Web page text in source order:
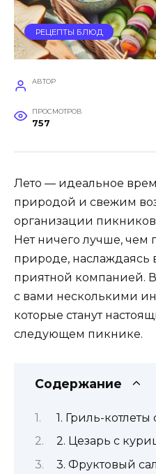
РЕЦЕПТЫ БЛЮД
АВТОР
ПРОСМОТРОВ
757
Лето — идеальное
природой и свежим
организации
Нет ничего лучше, чем
природе, наслаждаясь
приятной компанией. В
с вами несколькими
которые станут
следующем пикнике.
Содержание
1. Гриль-
2. Цезарь с
3. Фруктовый